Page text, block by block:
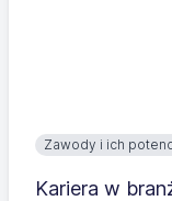
Zawody i ich
Kariera w